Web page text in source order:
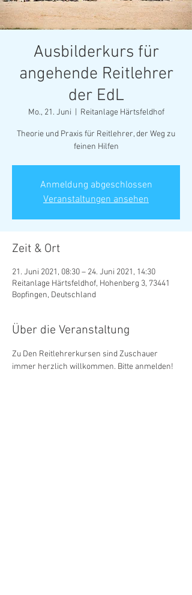
Ausbilderkurs für
angehende Reitlehrer
der EdL
Mo., 21. Juni Reitanlage Härtsfeldhof
Theorie und Praxis für Reitlehrer, der Weg zu
feinen Hilfen
Anmeldung abgeschlossen
Veranstaltungen ansehen
Zeit & Ort
21. Juni 2021, 08:30 – 24. Juni 2021, 14:30
Reitanlage Härtsfeldhof, Hohenberg 3, 73441
Bopfingen, Deutschland
Über die Veranstaltung
Zu Den Reitlehrerkursen sind Zuschauer
immer herzlich willkommen. Bitte anmelden!